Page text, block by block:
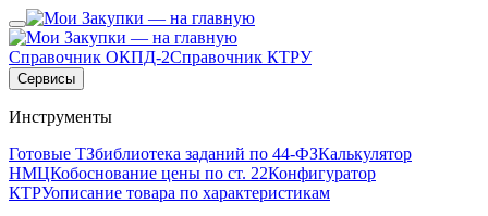
Справочник ОКПД-2Справочник КТРУ
Сервисы
Инструменты
Готовые ТЗбиблиотека заданий по 44-ФЗКалькулятор
НМЦКобоснование цены по ст. 22Конфигуратор
КТРУописание товара по характеристикам